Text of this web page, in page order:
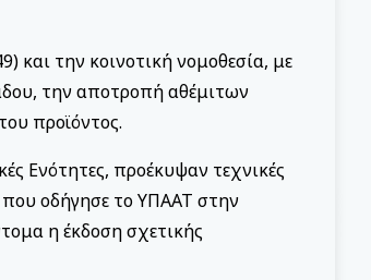
και την κοινοτική νομοθεσία, με
την αποτροπή αθέμιτων
προϊόντος.
Ενότητες, προέκυψαν τεχνικές
που οδήγησε το ΥΠΑΑΤ στην
η έκδοση σχετικής